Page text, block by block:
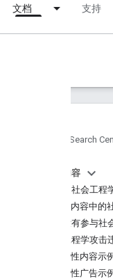
文档 支持
Search
本页内容
什么是社会工程
内嵌内容中的
但我没有参与社
社会工程学攻击
欺骗性内容示例
欺骗性广告示例